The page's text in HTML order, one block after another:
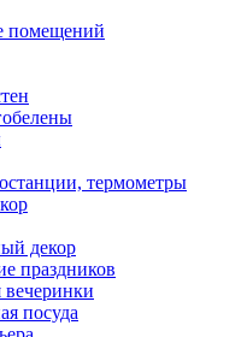
помещений
термометры
декор
праздников
вечеринки
посуда